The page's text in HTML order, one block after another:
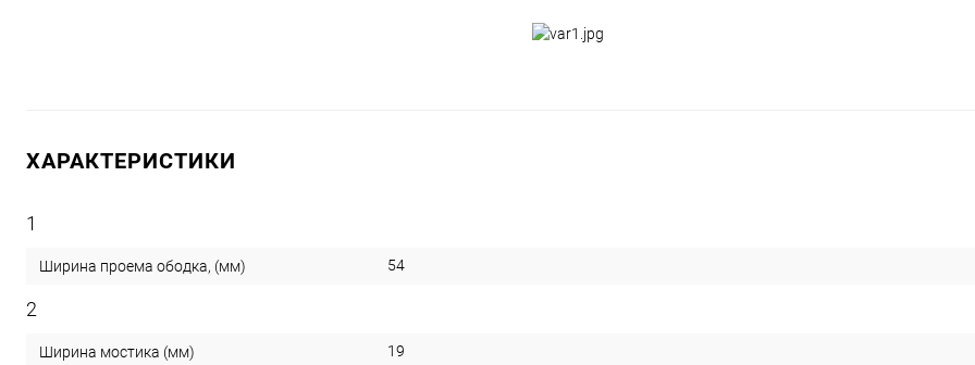
ХАРАКТЕРИСТИКИ
1
Ширина проема ободка, (мм) 54
2
Ширина мостика (мм) 19